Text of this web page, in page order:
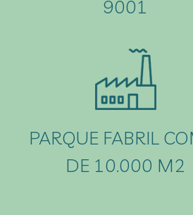
9001
PARQUE FABRIL
DE 10.000 M2